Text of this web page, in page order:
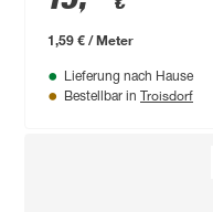
1,59 € / Meter
Lieferung nach Hause
Bestellbar in Troisdorf